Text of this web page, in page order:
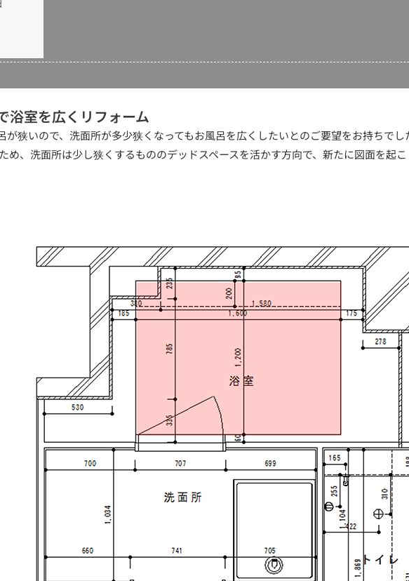
浴室を広くリフォーム
狭いので、洗面所が多少狭くなってもお風呂を広くしたいとのご要望をお持ちで
め、洗面所は少し狭くするもののデッドスペースを活かす方向で、新たに図面を起